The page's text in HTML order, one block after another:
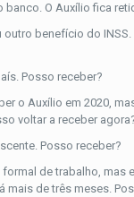
banco. O Auxílio fica
outro benefício do
Posso receber?
o Auxílio em 2020,
voltar a receber
Posso receber?
de trabalho, mas
mais de três meses.